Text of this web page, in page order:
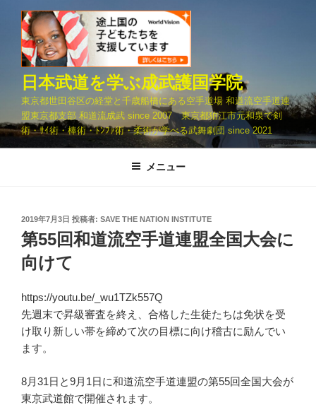
キ
日本武道を学ぶ成武護国学院
東京都世田谷区の経堂と千歳船橋にある空手道場 和道流空手道連
盟東京都支部 和道流成武 since 2007 東京都狛江市元和泉で剣
術・ｻｲ術・棒術・ﾄﾝﾌｧ術・柔術が学べる武舞劇団 since 2021
メニュー
投
稿
日:
2019年7月3日 投稿者: SAVE THE NATION INSTITUTE
第55回和道流空手道連盟全国大会に
向けて
https://youtu.be/_wu1TZk557Q
先週末で昇級審査を終え、合格した生徒たちは免状を受
け取り新しい帯を締めて次の目標に向け稽古に励んでい
ます。
8月31日と9月1日に和道流空手道連盟の第55回全国大会が
東京武道館で開催されます。